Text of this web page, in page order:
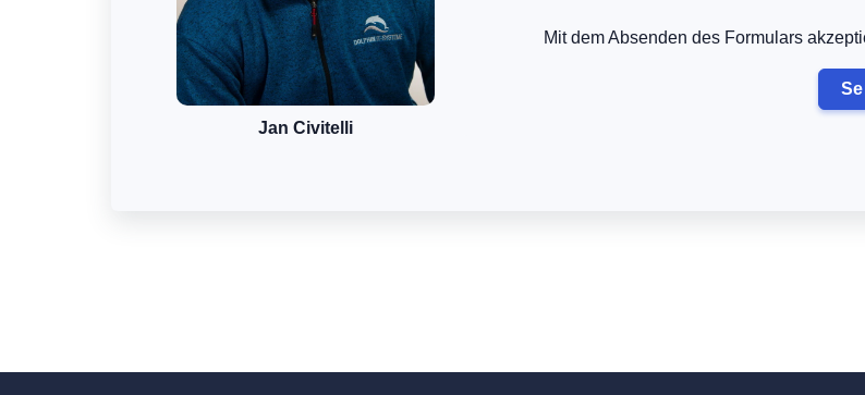
Jan Civitelli
Mit dem Absenden des Formulars